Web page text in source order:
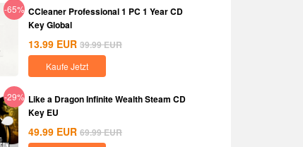
-65% CCleaner Professional 1 PC 1 Year CD
Key Global
13.99 EUR 39.99EUR
Kaufe Jetzt
-29% Like a Dragon Infinite Wealth Steam CD
Key EU
49.99 EUR 69.99EUR